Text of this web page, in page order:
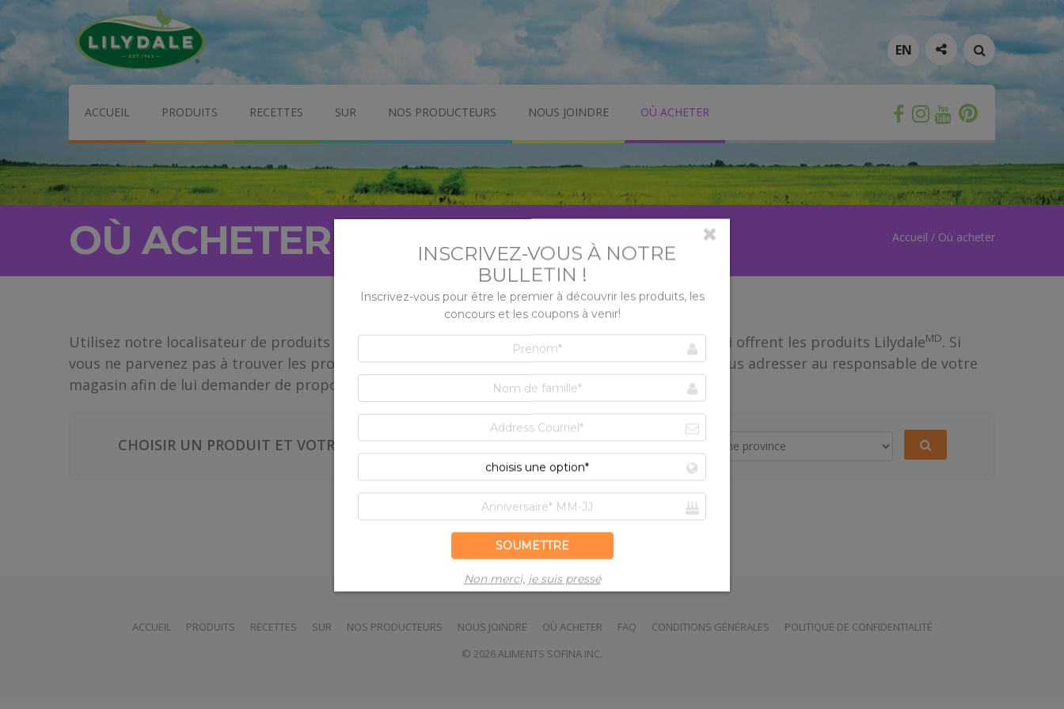
ACCUEIL PRODUITS RECETTES SUR NOS PRODUCTEURS NOUS JOINDRE OÙ ACHETER Facebook
Instagram
YouTubePinterest
EN RECHERCHER
OÙ ACHETER Accueil / Où acheter
Utilisez notre localisateur de produits ci-dessous pour trouver les détaillants de votre région qui offrent les produits LilydaleMD. Si
vous ne parvenez pas à trouver les produits LilydaleMDdans votre magasin local, vous pouvez vous adresser au responsable de votre
magasin afin de lui demander de proposer les produits Lilydale
.
CHOISIR UN PRODUIT ET VOTRE PROVINCE :
ACCUEIL PRODUITS RECETTES SUR NOS PRODUCTEURS NOUS JOINDRE OÙ ACHETER FAQ CONDITIONS GÉNÉRALES
POLITIQUE DE CONFIDENTIALITÉ
© 2026 ALIMENTS SOFINA INC.